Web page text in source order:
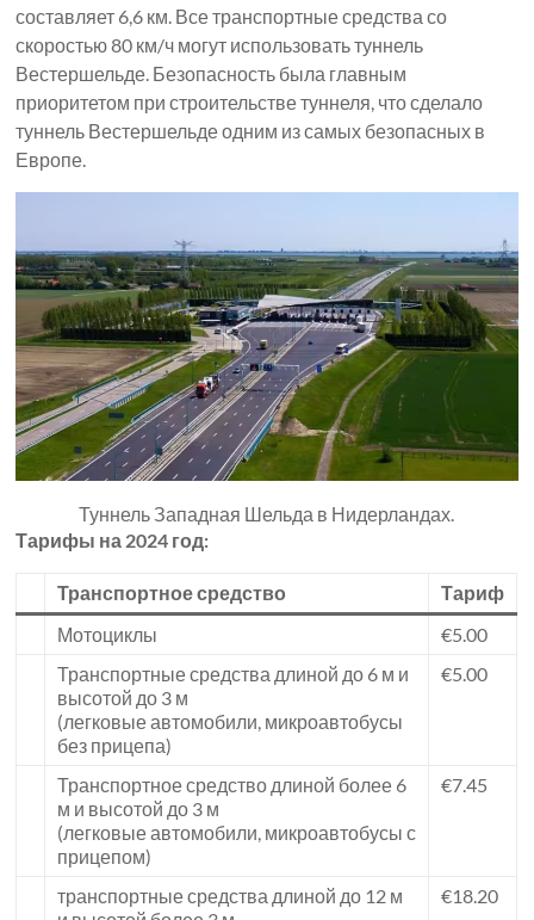
составляет 6,6 км. Все транспортные средства со
скоростью 80 км/ч могут использовать туннель
Вестершельде. Безопасность была главным
приоритетом при строительстве туннеля, что сделало
туннель Вестершельде одним из самых безопасных в
Европе.
Туннель Западная Шельда в Нидерландах.
Тарифы на 2024 год:
Транспортное средство
Тариф
Мотоциклы
€5.00
Транспортные средства длиной до 6 м и
высотой до 3 м
(легковые автомобили, микроавтобусы
без прицепа)
€5.00
Транспортное средство длиной более 6
м и высотой до 3 м
(легковые автомобили, микроавтобусы с
прицепом)
€7.45
транспортные средства длиной до 12 м
€18.20